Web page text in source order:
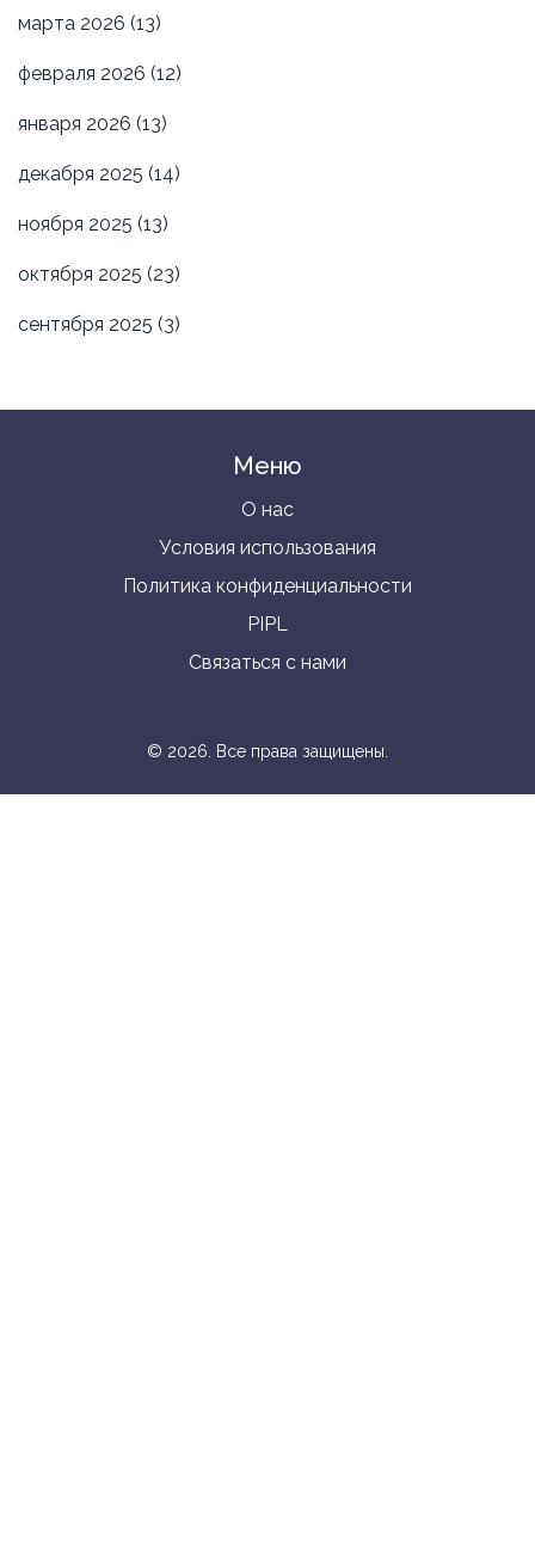
марта 2026 (13)
февраля 2026 (12)
января 2026 (13)
декабря 2025 (14)
ноября 2025 (13)
октября 2025 (23)
сентября 2025 (3)
Меню
О нас
Условия использования
Политика конфиденциальности
PIPL
Связаться с нами
© 2026. Все права защищены.